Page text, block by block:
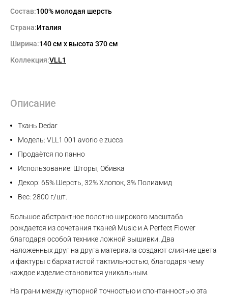
Состав:100% молодая шерсть
Страна:Италия
Ширина:140 см x высота 370 см
Коллекция:VLL1
Описание
Ткань Dedar
Модель: VLL1 001 avorio e zucca
Продаётся по панно
Использование: Шторы, Обивка
Декор: 65% Шерсть, 32% Хлопок, 3% Полиамид
Вес: 2800 г/шт.
Большое абстрактное полотно широкого масштаба
рождается из сочетания тканей Music и A Perfect Flower
благодаря особой технике ложной вышивки. Два
наложенных друг на друга материала создают слияние цвета
и фактуры с бархатистой тактильностью, благодаря чему
каждое изделие становится уникальным.
На грани между кутюрной точностью и спонтанностью эта
Max
WhatsApp